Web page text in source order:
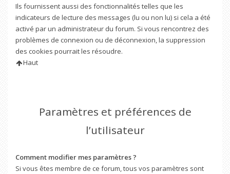
Ils fournissent aussi des fonctionnalités telles que les
indicateurs de lecture des messages (lu ou non lu) si cela a été
activé par un administrateur du forum. Si vous rencontrez des
problèmes de connexion ou de déconnexion, la suppression
des cookies pourrait les résoudre.
Haut
Paramètres et préférences de
l’utilisateur
Comment modifier mes paramètres ?
Si vous êtes membre de ce forum, tous vos paramètres sont